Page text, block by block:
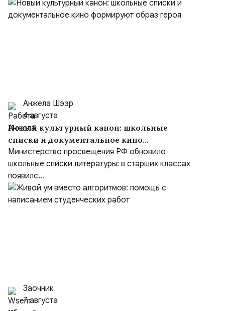
Анжела Шээр
4 августа
Новый культурный канон: школьные
списки и документальное кино
формируют образ героя
Министерство просвещения РФ обновило
школьные списки литературы: в старших классах
появилс...
Заочник
7 августа